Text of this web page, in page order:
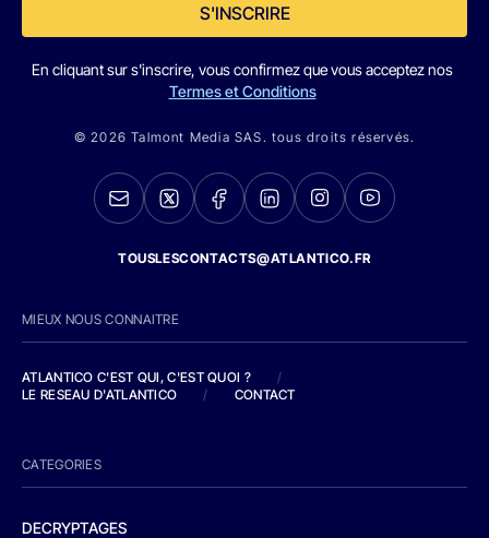
S'INSCRIRE
En cliquant sur s'inscrire, vous confirmez que vous acceptez nos
Termes et Conditions
© 2026 Talmont Media SAS. tous droits réservés.
TOUSLESCONTACTS@ATLANTICO.FR
MIEUX NOUS CONNAITRE
ATLANTICO C'EST QUI, C'EST QUOI ?
/
LE RESEAU D'ATLANTICO
/ CONTACT
CATEGORIES
DECRYPTAGES